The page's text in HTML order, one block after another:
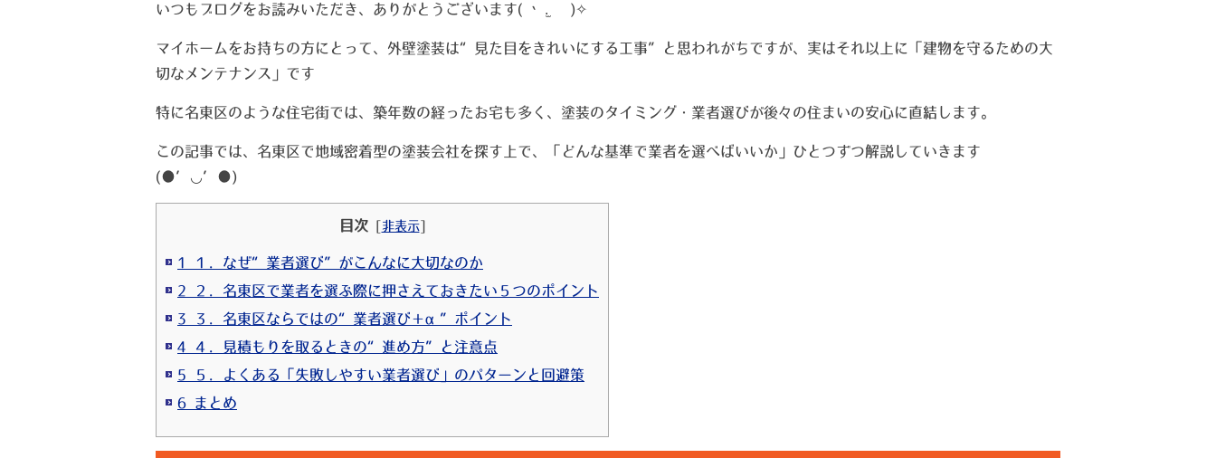
いつもブログをお読みいただき、ありがとうございます( •̀ .̫ •́ )✧
マイホームをお持ちの方にとって、外壁塗装は“見た目をきれいにする工事”と思われがちですが、実はそれ以上に「建物を守るための大
切なメンテナンス」です
特に名東区のような住宅街では、築年数の経ったお宅も多く、塗装のタイミング・業者選びが後々の住まいの安心に直結します。
この記事では、名東区で地域密着型の塗装会社を探す上で、「どんな基準で業者を選べばいいか」ひとつずつ解説していきます
(●’◡’●)
目次 非表示]
1 １．なぜ“業者選び”がこんなに大切なのか
2 ２．名東区で業者を選ぶ際に押さえておきたい５つのポイント
3 ３．名東区ならではの“業者選び＋α”ポイント
4 ４．見積もりを取るときの“進め方”と注意点
5 ５．よくある「失敗しやすい業者選び」のパターンと回避策
6 まとめ